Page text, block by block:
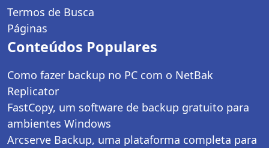
Termos de Busca
Páginas
Conteúdos Populares
Como fazer backup no PC com o NetBak
Replicator
FastCopy, um software de backup gratuito para
ambientes Windows
Arcserve Backup, uma plataforma completa para